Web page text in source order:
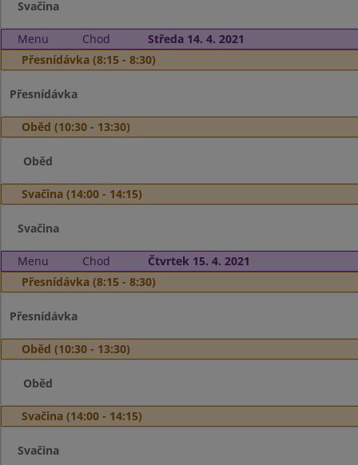
Svačina
Menu Chod
Středa 14. 4. 2021
Přesnídávka (8:15 - 8:30)
Přesnídávka
Oběd (10:30 - 13:30)
Oběd
Svačina (14:00 - 14:15)
Svačina
Menu Chod
Čtvrtek 15. 4. 2021
Přesnídávka (8:15 - 8:30)
Přesnídávka
Oběd (10:30 - 13:30)
Oběd
Svačina (14:00 - 14:15)
Svačina